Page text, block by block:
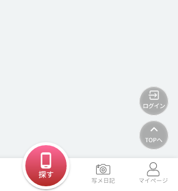
探す
写メ日記 マイページ